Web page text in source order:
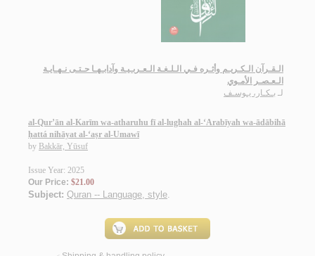
الـقـرآن الـكـريـم وأثـره فـي الـلـغـة الـعـربـيـة وآدابـهـا حـتـى نـهـايـة
الـعـصـر الأمـوي
لـ بـكـار، يـوسـف
al-Qur’ān al-Karīm wa-atharuhu fī al-lughah al-‘Arabīyah wa-ādābihā
ḥattá nihāyat al-‘aṣr al-Umawī
by Bakkār, Yūsuf
Issue Year: 2025
Our Price: $21.00
Subject: Quran -- Language, style.